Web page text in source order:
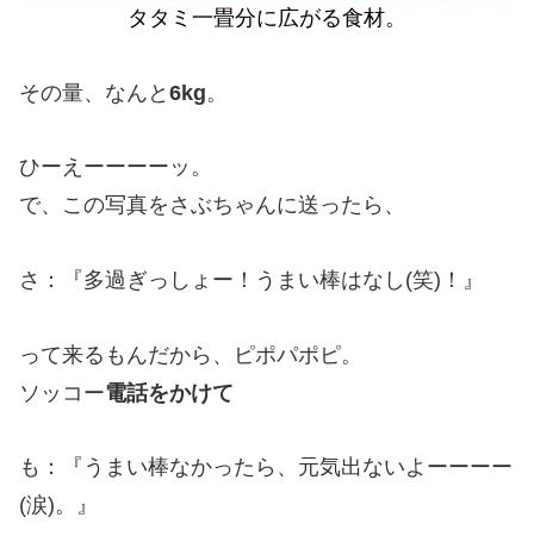
タタミ一畳分に広がる食材。
その量、なんと 6kg。
ひーえーーーーッ。
で、この写真をさぶちゃんに送ったら、
さ：『多過ぎっしょー！うまい棒はなし(笑)！』
って来るもんだから、ピポパポピ。
ソッコー電話をかけて
も：『うまい棒なかったら、元気出ないよーーーー
(涙)。』